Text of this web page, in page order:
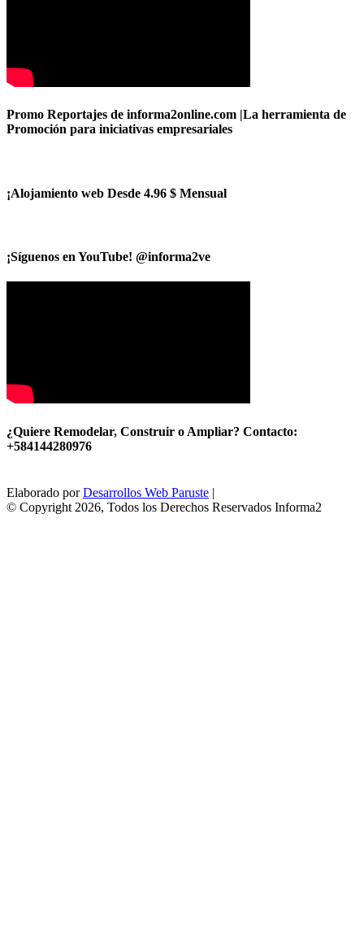
Promo Reportajes de informa2online.com |La herramienta de
Promoción para iniciativas empresariales
¡Alojamiento web Desde 4.96 $ Mensual
¡Síguenos en YouTube! @informa2ve
¿Quiere Remodelar, Construir o Ampliar? Contacto:
+584144280976
Elaborado porDesarrollos Web Paruste |
© Copyright 2026, Todos los Derechos Reservados Informa2